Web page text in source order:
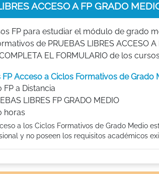
ACCESO A FP GRADO
FP para estudiar el módulo de grado
de PRUEBAS LIBRES ACCESO
EL FORMULARIO de los
Acceso a Ciclos Formativos de Grado
FP a Distancia
LIBRES FP GRADO MEDIO
horas
a los Ciclos Formativos de Grado Medio
y no poseen los requisitos académicos